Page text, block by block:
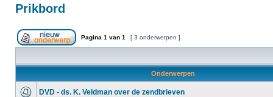
Prikbord
Pagina 1 van 1 [ 3 onderwerpen ]
Onderwerpen
DVD - ds. K. Veldman over de zendbrieven